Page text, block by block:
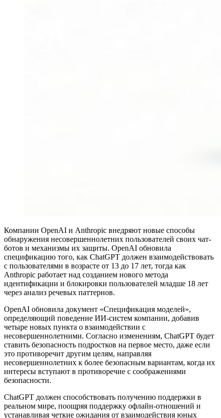
Компании OpenAI и Anthropic внедряют новые способы
обнаружения несовершеннолетних пользователей своих чат-
ботов и механизмы их защиты. OpenAI обновила
спецификацию того, как ChatGPT должен взаимодействовать
с пользователями в возрасте от 13 до 17 лет, тогда как
Anthropic работает над созданием нового метода
идентификации и блокировки пользователей младше 18 лет
через анализ речевых паттернов.
OpenAI обновила документ «Спецификация моделей»,
определяющий поведение ИИ-систем компании, добавив
четыре новых пункта о взаимодействии с
несовершеннолетними. Согласно изменениям, ChatGPT будет
ставить безопасность подростков на первое место, даже если
это противоречит другим целям, направляя
несовершеннолетних к более безопасным вариантам, когда их
интересы вступают в противоречие с соображениями
безопасности.
ChatGPT должен способствовать получению поддержки в
реальном мире, поощряя поддержку офлайн-отношений и
устанавливая четкие ожидания от взаимодействия юных